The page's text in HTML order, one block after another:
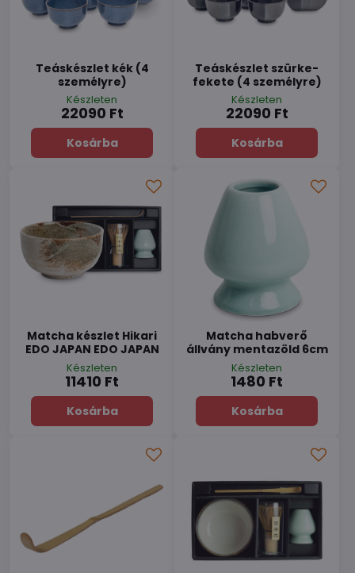
Teáskészlet kék (4
személyre)
Készleten
22090 Ft
Kosárba
Teáskészlet szürke-
fekete (4 személyre)
Készleten
22090 Ft
Kosárba
Matcha készlet Hikari
EDO JAPAN EDO JAPAN
Készleten
11410 Ft
Kosárba
Matcha habverő
állvány mentazöld 6cm
Készleten
1480 Ft
Kosárba